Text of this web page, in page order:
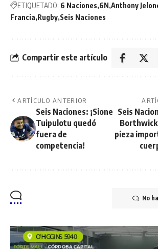
ETIQUETADO: 6 Naciones 6N Anthony
Francia Rugby Seis Naciones
Compartir este artículo
ARTÍCULO ANTERIOR
Seis Naciones: ¡Sione
Tuipulotu quedó
fuera de
competencia!
Seis
Borthwick
pieza
No